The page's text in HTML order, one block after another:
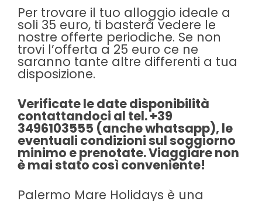
Per trovare il tuo alloggio ideale a
soli 35 euro, ti basterà vedere le
nostre offerte periodiche. Se non
trovi l’offerta a 25 euro ce ne
saranno tante altre differenti a tua
disposizione.
Verificate le date disponibilità
contattandoci al tel. +39
3496103555 (anche whatsapp), le
eventuali condizioni sul soggiorno
minimo e prenotate. Viaggiare non
è mai stato così conveniente!
Palermo Mare Holidays è una